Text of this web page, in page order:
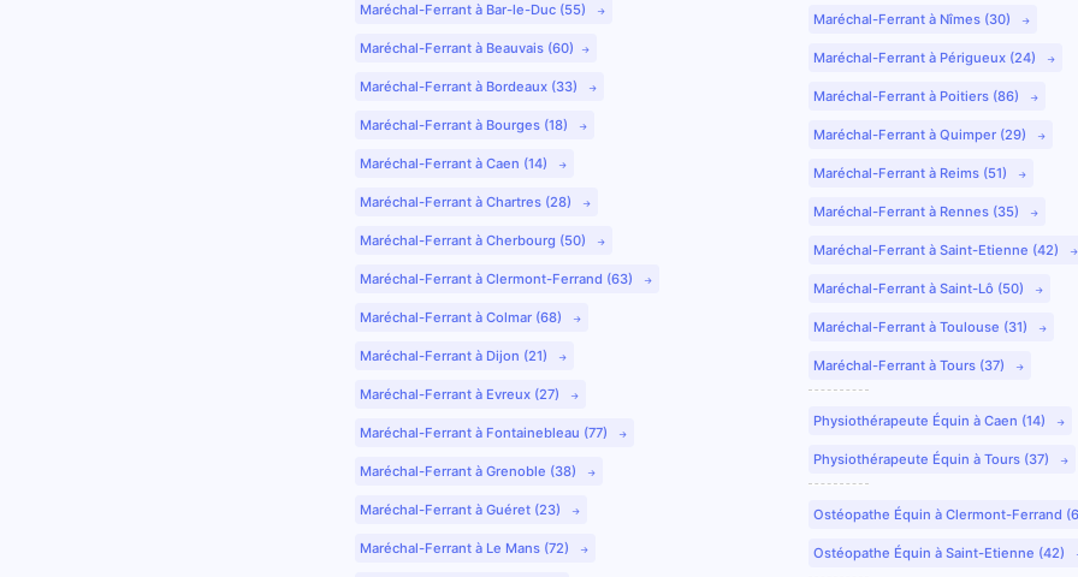
Maréchal-Ferrant à Bar-le-Duc (55)
Maréchal-Ferrant à Beauvais (60)
Maréchal-Ferrant à Bordeaux (33)
Maréchal-Ferrant à Bourges (18)
Maréchal-Ferrant à Caen (14)
Maréchal-Ferrant à Chartres (28)
Maréchal-Ferrant à Cherbourg (50)
Maréchal-Ferrant à Clermont-Ferrand (63)
Maréchal-Ferrant à Colmar (68)
Maréchal-Ferrant à Dijon (21)
Maréchal-Ferrant à Evreux (27)
Maréchal-Ferrant à Fontainebleau (77)
Maréchal-Ferrant à Grenoble (38)
Maréchal-Ferrant à Guéret (23)
Maréchal-Ferrant à Le Mans (72)
Maréchal-Ferrant à Nîmes (30)
Maréchal-Ferrant à Périgueux (24)
Maréchal-Ferrant à Poitiers (86)
Maréchal-Ferrant à Quimper (29)
Maréchal-Ferrant à Reims (51)
Maréchal-Ferrant à Rennes (35)
Maréchal-Ferrant à Saint-Etienne (42)
Maréchal-Ferrant à Saint-Lô (50)
Maréchal-Ferrant à Toulouse (31)
Maréchal-Ferrant à Tours (37)
Physiothérapeute Équin à Caen (14)
Physiothérapeute Équin à Tours (37)
Ostéopathe Équin à Clermont-Ferrand
Ostéopathe Équin à Saint-Etienne (42)